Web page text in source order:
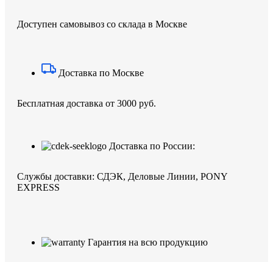
Доступен самовывоз со склада в Москве
Доставка по Москве
Бесплатная доставка от 3000 руб.
Доставка по России:
Службы доставки: СДЭК, Деловые Линии, PONY
EXPRESS
Гарантия на всю продукцию